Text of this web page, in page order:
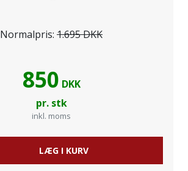
Normalpris: 1.695 DKK
850 DKK
pr. stk
inkl. moms
LÆG I KURV